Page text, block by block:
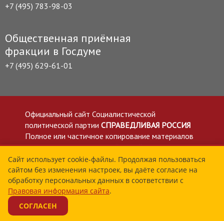
+7 (495) 783-98-03
Общественная приёмная
фракции в Госдуме
+7 (495) 629-61-01
Официальный сайт Социалистической
политической партии СПРАВЕДЛИВАЯ РОССИЯ
Полное или частичное копирование материалов
приветствуется со ссылкой на сайт spravedlivo.ru
Политика в отношении обработки персональных
данных
Все материалы сайта spravedlivo.ru доступны по
лицензии Creative Commons Attribution 4.0 International
Сайт использует cookie-файлы. Продолжая пользоваться
сайтом без изменения настроек, вы даёте согласие на
обработку персональных данных в соответствии с
Правовая информация сайта.
СОГЛАСЕН